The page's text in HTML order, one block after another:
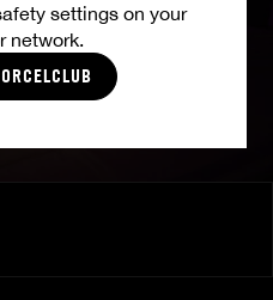
settings on your
network.